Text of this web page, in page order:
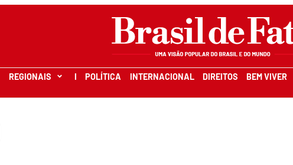
REGIONAIS I POLÍTICA INTERNACIONAL DIREITOS BEM VIVER